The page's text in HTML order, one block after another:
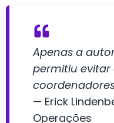
Apenas a
permitiu
— Erick
Operações